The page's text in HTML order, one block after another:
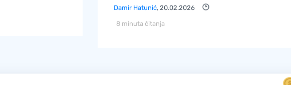
Damir Hatunić, 20.02.2026
8 minuta čitanja